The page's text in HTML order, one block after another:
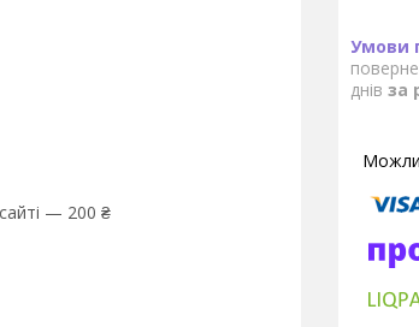
— 200 ₴
днів за